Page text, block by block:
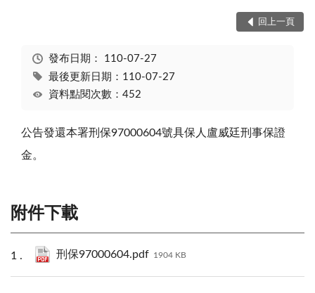
回上一頁
發布日期： 110-07-27
最後更新日期：110-07-27
資料點閱次數：452
公告發還本署刑保97000604號具保人盧威廷刑事保證
金。
附件下載
刑保97000604.pdf 1904 KB